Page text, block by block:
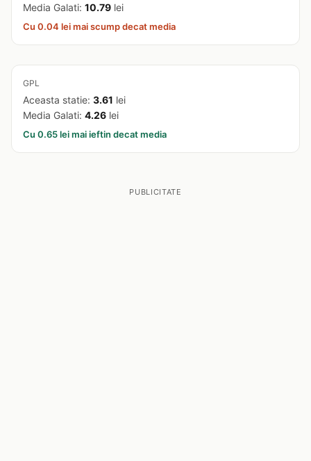
Media Galati: 10.79 lei
Cu 0.04 lei mai scump decat media
GPL
Aceasta statie: 3.61 lei
Media Galati: 4.26 lei
Cu 0.65 lei mai ieftin decat media
PUBLICITATE